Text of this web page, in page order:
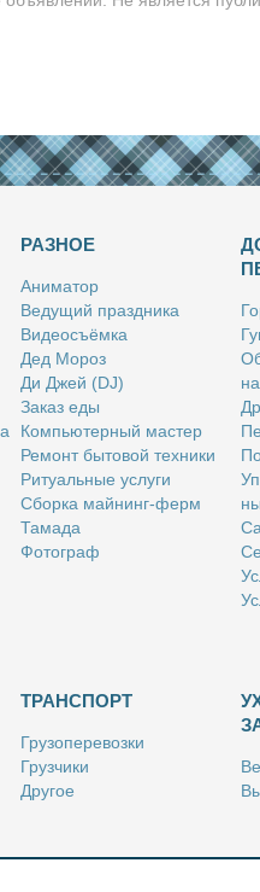
РАЗНОЕ
Ани­ма­тор
Ве­ду­щий празд­ни­ка
Ви­део­съём­ка
Дед Мо­роз
Ди Джей (DJ)
За­каз еды
Ком­пью­тер­ный ма­стер
Ре­монт бы­то­вой тех­ни­ки
Ри­ту­аль­ные услу­ги
Сбор­ка май­нинг-ферм
Та­ма­да
Фо­то­граф
ТРАНСПОРТ
Гру­зо­пе­ре­воз­ки
Груз­чи­ки
Дру­гое
Так­си